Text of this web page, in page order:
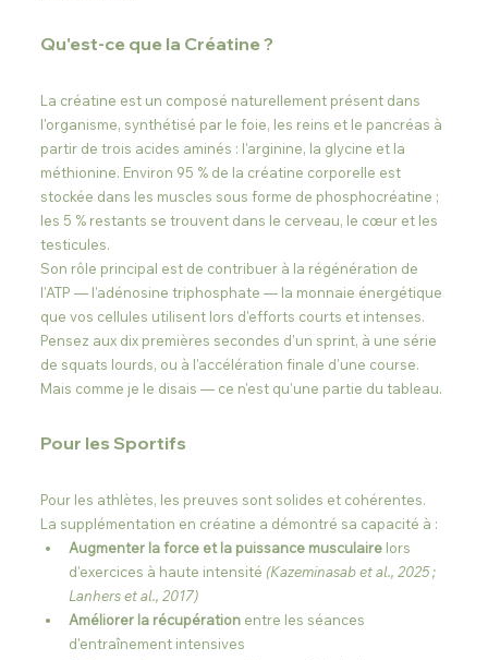
Qu'est-ce que la Créatine ?
La créatine est un composé naturellement présent dans
l'organisme, synthétisé par le foie, les reins et le pancréas à
partir de trois acides aminés : l'arginine, la glycine et la
méthionine. Environ 95 % de la créatine corporelle est
stockée dans les muscles sous forme de phosphocréatine ;
les 5 % restants se trouvent dans le cerveau, le cœur et les
testicules.
Son rôle principal est de contribuer à la régénération de
l'ATP — l'adénosine triphosphate — la monnaie énergétique
que vos cellules utilisent lors d'efforts courts et intenses.
Pensez aux dix premières secondes d'un sprint, à une série
de squats lourds, ou à l'accélération finale d'une course.
Mais comme je le disais — ce n'est qu'une partie du tableau.
Pour les Sportifs
Pour les athlètes, les preuves sont solides et cohérentes.
La supplémentation en créatine a démontré sa capacité à :
Augmenter la force et la puissance musculaire lors
d'exercices à haute intensité (Kazeminasab et al., 2025 ;
Lanhers et al., 2017)
Améliorer la récupération entre les séances
d'entraînement intensives